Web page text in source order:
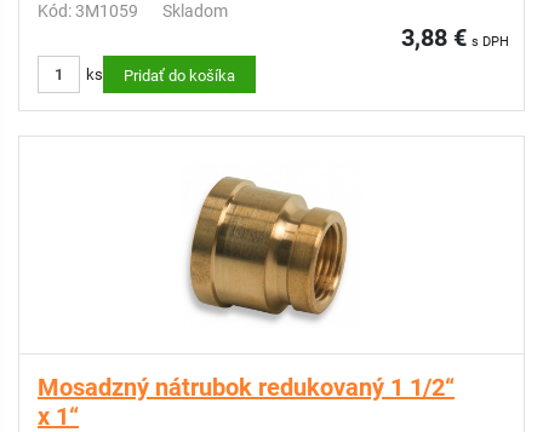
Kód: 3M1059 Skladom
3,88 € s DPH
ks Pridať do košíka
Mosadzný nátrubok redukovaný 1 1/2“
x 1“